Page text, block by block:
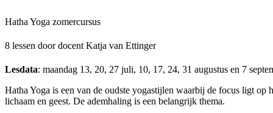
Hatha Yoga zomercursus
8 lessen door docent Katja van Ettinger
Lesdata: maandag 13, 20, 27 juli, 10, 17, 24, 31 augustus en 7
Hatha Yoga is een van de oudste yogastijlen waarbij de focus ligt op
lichaam en geest. De ademhaling is een belangrijk thema.